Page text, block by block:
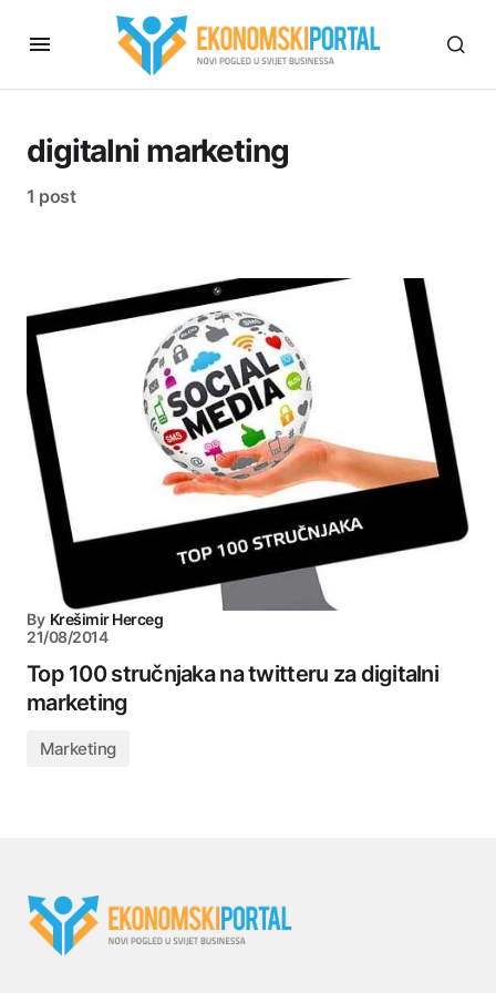
digitalni marketing
1 post
By Krešimir Herceg
21/08/2014
Top 100 stručnjaka na twitteru za digitalni
marketing
Marketing